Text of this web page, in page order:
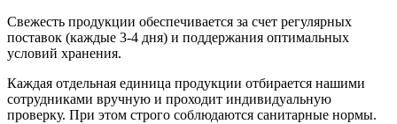
Свежесть продукции обеспечивается за счет регулярных
поставок (каждые 3-4 дня) и поддержания оптимальных
условий хранения.
Каждая отдельная единица продукции отбирается нашими
сотрудниками вручную и проходит индивидуальную
проверку. При этом строго соблюдаются санитарные нормы.